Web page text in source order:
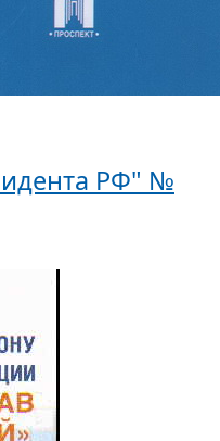
РФ" №